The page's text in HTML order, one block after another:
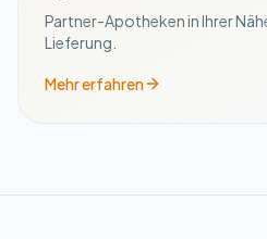
Partner-Apotheken in Ihrer
Lieferung.
Mehr erfahren